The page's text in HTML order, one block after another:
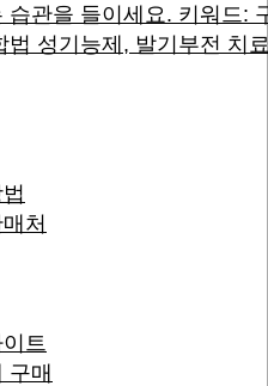
습관을 들이세요. 키워드:
법 성기능제, 발기부전 치
처
트
구매